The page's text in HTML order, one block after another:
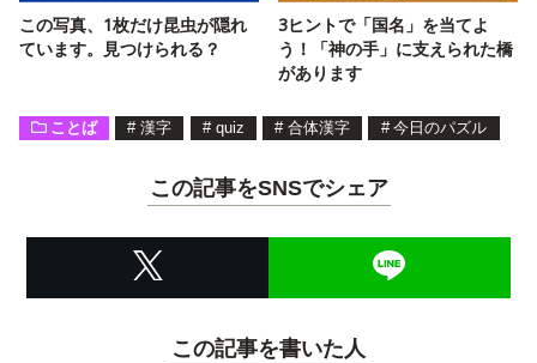
この写真、1枚だけ昆虫が隠れ
ています。見つけられる？
3ヒントで「国名」を当てよ
う！「神の手」に支えられた橋
があります
ことば # 漢字 # quiz # 合体漢字 # 今日のパズル
この記事をSNSでシェア
この記事を書いた人